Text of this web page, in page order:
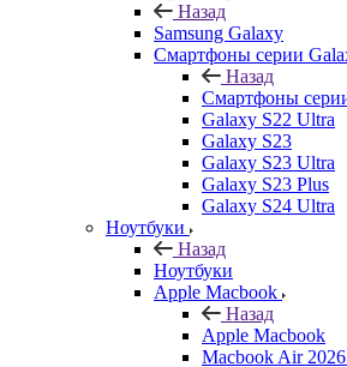
Назад
Samsung Galaxy
Смартфоны серии
Назад
Смартфоны
Galaxy S22 Ultra
Galaxy S23
Galaxy S23 Ultra
Galaxy S23 Plus
Galaxy S24 Ultra
Ноутбуки
Назад
Ноутбуки
Apple Macbook
Назад
Apple Macbook
Macbook Air